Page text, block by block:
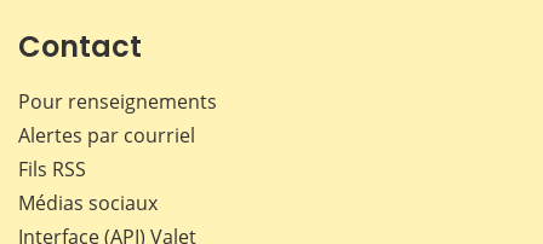
Contact
Pour renseignements
Alertes par courriel
Fils RSS
Médias sociaux
Interface (API) Valet